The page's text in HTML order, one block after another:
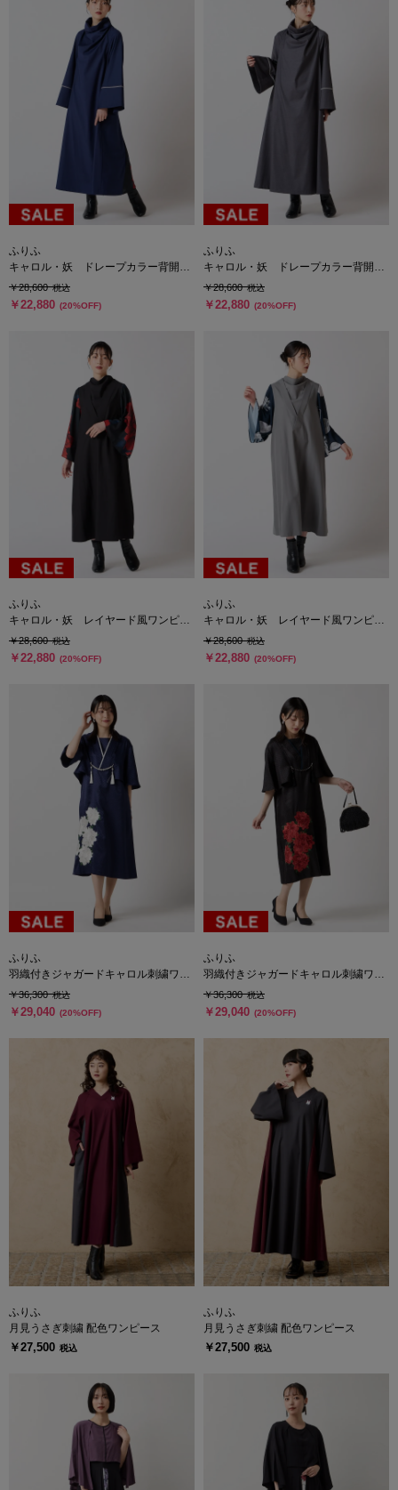
ふりふ
キャロル・妖 ドレープカラー背開き
ワンピース
￥28,600 税込
￥22,880 (20%OFF)
ふりふ
キャロル・妖 ドレープカラー背開き
ワンピース
￥28,600 税込
￥22,880 (20%OFF)
ふりふ
キャロル・妖 レイヤード風ワンピー
ス
￥28,600 税込
￥22,880 (20%OFF)
ふりふ
キャロル・妖 レイヤード風ワンピー
ス
￥28,600 税込
￥22,880 (20%OFF)
ふりふ
羽織付きジャガードキャロル刺繍ワン
ピース
￥36,300 税込
￥29,040 (20%OFF)
ふりふ
羽織付きジャガードキャロル刺繍ワン
ピース
￥36,300 税込
￥29,040 (20%OFF)
ふりふ
月見うさぎ刺繍 配色ワンピース
￥27,500 税込
ふりふ
月見うさぎ刺繍 配色ワンピース
￥27,500 税込